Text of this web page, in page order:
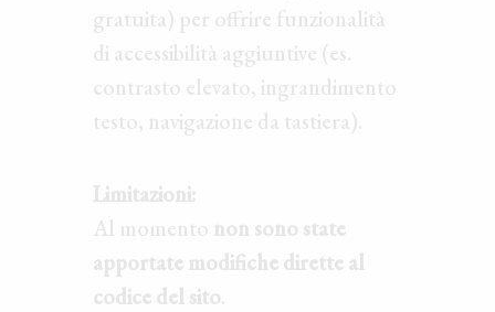
gratuita) per offrire funzionalità
di accessibilità aggiuntive (es.
contrasto elevato, ingrandimento
testo, navigazione da tastiera).
Limitazioni:
Al momento non sono state
apportate modifiche dirette al
codice del sito.